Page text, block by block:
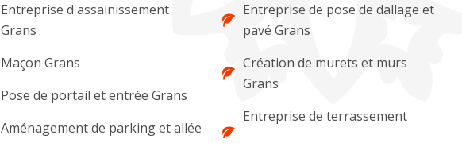
Entreprise d'assainissement
Grans
Maçon Grans
Pose de portail et entrée Grans
Aménagement de parking et allée
Entreprise de pose de dallage et
pavé Grans
Création de murets et murs
Grans
Entreprise de terrassement